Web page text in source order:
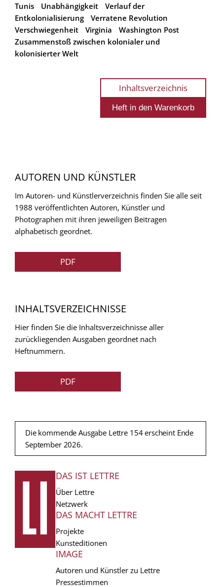
Tunis
Unabhängigkeit
Verlauf der
Entkolonialisierung
Verratene Revolution
Verschwiegenheit
Virginia
Washington Post
Zusammenstoß zwischen kolonialer und
kolonisierter Welt
Inhaltsverzeichnis
AUTOREN UND KÜNSTLER
Im Autoren- und Künstlerverzeichnis finden Sie alle seit
1988 veröffentlichten Autoren, Künstler und
Photographen mit ihren jeweiligen Beitragen
alphabetisch geordnet.
PDF
INHALTSVERZEICHNISSE
Hier finden Sie die Inhaltsverzeichnisse aller
zurückliegenden Ausgaben geordnet nach
Heftnummern.
PDF
Die kommende Ausgabe Lettre 154 erscheint Ende
September 2026.
FUSSZEILE
DAS IST LETTRE
Über Lettre
Netzwerk
DAS MACHT LETTRE
Projekte
Kunsteditionen
IMAGE
Autoren und Künstler zu Lettre
Pressestimmen